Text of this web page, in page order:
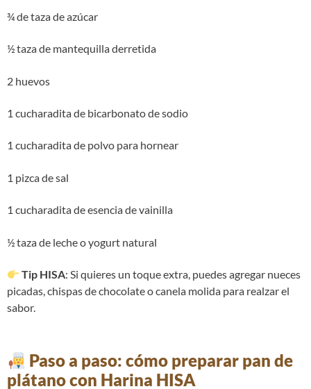
¾ de taza de azúcar
½ taza de mantequilla derretida
2 huevos
1 cucharadita de bicarbonato de sodio
1 cucharadita de polvo para hornear
1 pizca de sal
1 cucharadita de esencia de vainilla
½ taza de leche o yogurt natural
Tip HISA: Si quieres un toque extra, puedes agregar nueces
picadas, chispas de chocolate o canela molida para realzar el
sabor.
Paso a paso: cómo preparar pan de
plátano con Harina HISA